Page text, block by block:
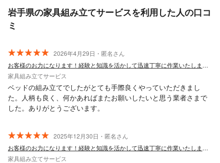
岩手県の家具組み立てサービスを利用した人の口コ
ミ
2026年4月29日・匿名さん
お客様のお力になります！経験と知識を活かして迅速丁寧に作業いたします！
家具組み立てサービス
ベッドの組み立てでしたがとても手際良くやっていただきまし
た。人柄も良く、何かあればまたお願いしたいと思う業者さまで
した。ありがとうございます。
2025年12月30日・匿名さん
お客様のお力になります！経験と知識を活かして迅速丁寧に作業いたします！
家具組み立てサービス